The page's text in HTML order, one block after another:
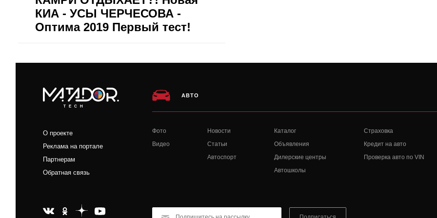
КИА - УСЫ ЧЕРЧЕСОВА -
Оптима 2019 Первый тест!
TECH
О проекте
Реклама на портале
Партнерам
Обратная связь
АВТО
Фото
Видео
Новости
Статьи
Автоспорт
Каталог
Объявления
Дилерские центры
Автошколы
Страховка
Кредит на авто
Проверка авто по VIN